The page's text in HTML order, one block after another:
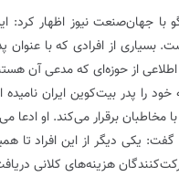
با ‌جهان‌صنعت نیوز‌ اظهار کرد:
بسیاری از افرادی که با
از حوزه‌ای که مدعی آن
که خود را پدر بیت‌کوین ایران
برقرار می‌کند. او ادعا
یکی دیگر از این افراد
هزینه‌های کلانی